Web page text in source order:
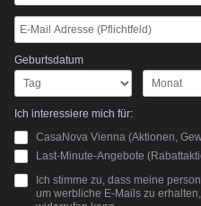
Geburtsdatum
Ich interessiere mich für:
CasaNova Vienna (Aktionen,
Last-Minute-Angebote
Ich stimme zu, dass meine
um werbliche E-Mails zu